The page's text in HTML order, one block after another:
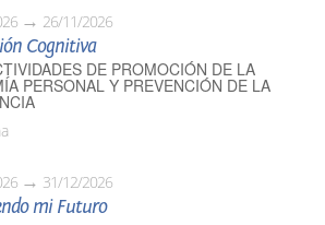
26/11/2026
Cognitiva
DE PROMOCIÓN DE LA
PERSONAL Y PREVENCIÓN DE LA
31/12/2026
mi Futuro